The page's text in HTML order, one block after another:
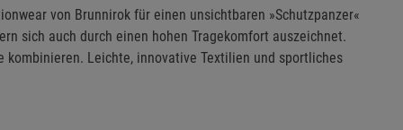
von Brunnirok für einen unsichtbaren »Schutzpanzer«
sich auch durch einen hohen Tragekomfort auszeichnet.
Leichte, innovative Textilien und sportliches